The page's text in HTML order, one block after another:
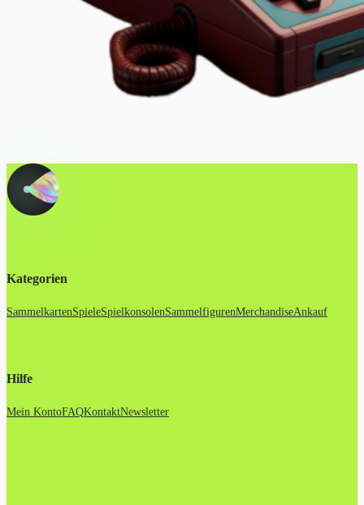
Kategorien
SammelkartenSpieleSpielkonsolenSammelfigurenMerchandiseAnkauf
Hilfe
Mein KontoFAQKontaktNewsletter